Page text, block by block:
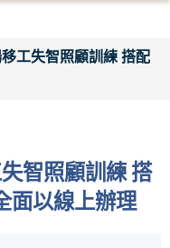
工失智照顧訓練 搭配
智照顧訓練 搭
面以線上辦理